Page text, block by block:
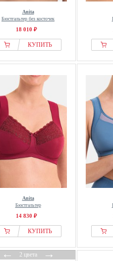
Anita
Бюстгальтер без косточек
18 010 ₽
КУПИТЬ
Anita
Бюстгальтер
14 830 ₽
КУПИТЬ
←2 цвета→